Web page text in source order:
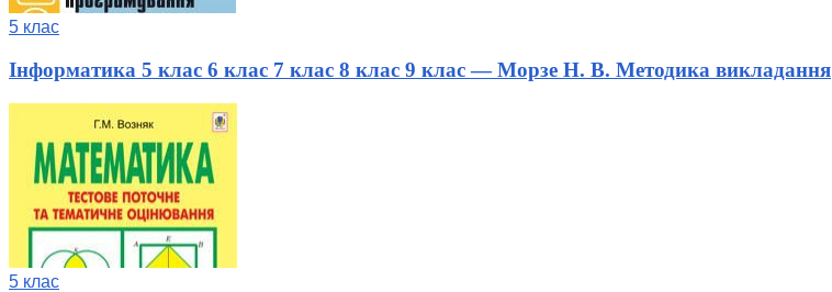
5 клас
Інформатика 5 клас 6 клас 7 клас 8 клас 9 клас — Морзе Н. В. Методика викладання
5 клас